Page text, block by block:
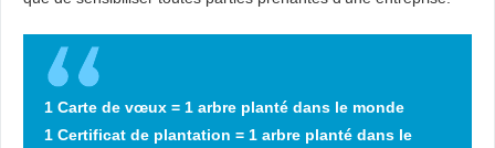
1 Carte de vœux = 1 arbre planté dans le monde
1 Certificat de plantation = 1 arbre planté dans le